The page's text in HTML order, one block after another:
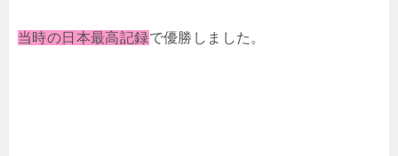
当時の日本最高記録で優勝しました。